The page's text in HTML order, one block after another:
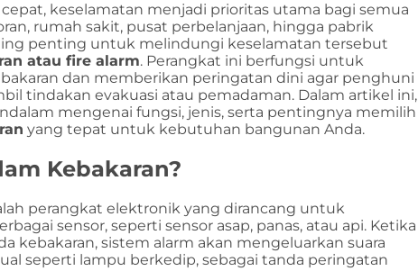
keselamatan menjadi prioritas utama bagi semua
rumah sakit, pusat perbelanjaan, hingga pabrik
penting untuk melindungi keselamatan tersebut
atau fire alarm. Perangkat ini berfungsi untuk
dan memberikan peringatan dini agar penghuni
tindakan evakuasi atau pemadaman. Dalam artikel ini,
mengenai fungsi, jenis, serta pentingnya memilih
yang tepat untuk kebutuhan bangunan Anda.
Kebakaran?
perangkat elektronik yang dirancang untuk
sensor, seperti sensor asap, panas, atau api. Ketika
kebakaran, sistem alarm akan mengeluarkan suara
seperti lampu berkedip, sebagai tanda peringatan